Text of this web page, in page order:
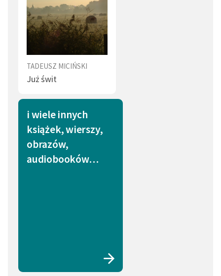
TADEUSZ MICIŃSKI
Już świt
i wiele innych
książek, wierszy,
obrazów,
audiobooków…